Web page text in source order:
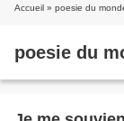
Accueil » poesie du
poesie du